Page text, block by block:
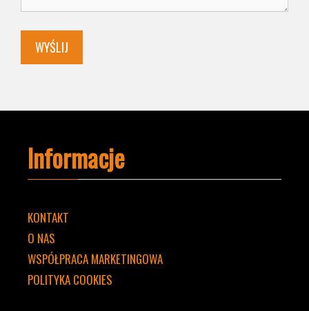
Informacje
KONTAKT
O NAS
WSPÓŁPRACA MARKETINGOWA
POLITYKA COOKIES